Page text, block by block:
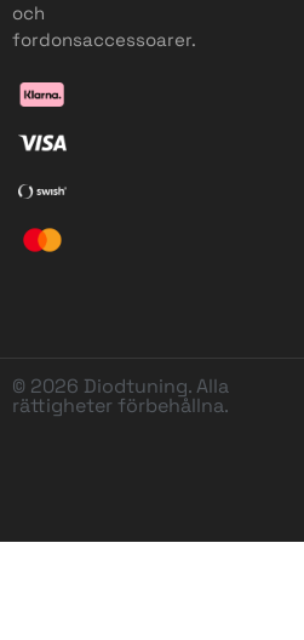
och
fordonsaccessoarer.
© 2026 Diodtuning. Alla
rättigheter förbehållna.